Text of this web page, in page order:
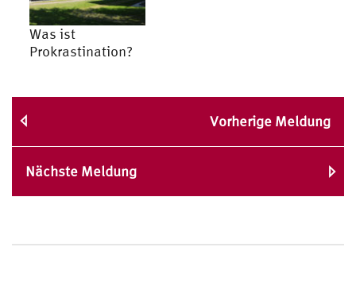
Was ist
Prokrastination?
Vorherige Meldung
Nächste Meldung